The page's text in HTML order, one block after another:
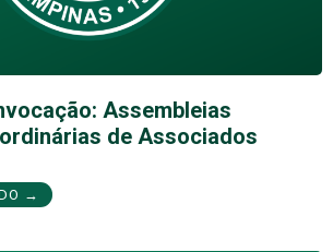
Assembleias
de Associados
→